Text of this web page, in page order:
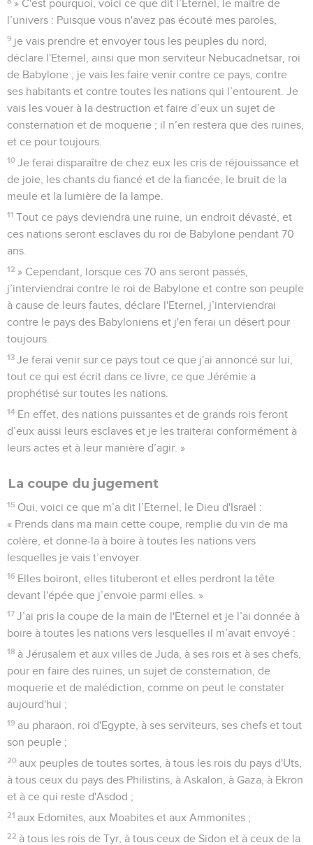
» C'est pourquoi, voici ce que dit l’Eternel, le maître de
l’univers : Puisque vous n'avez pas écouté mes paroles,
9 je vais prendre et envoyer tous les peuples du nord,
déclare l'Eternel, ainsi que mon serviteur Nebucadnetsar, roi
de Babylone ; je vais les faire venir contre ce pays, contre
ses habitants et contre toutes les nations qui l’entourent. Je
vais les vouer à la destruction et faire d’eux un sujet de
consternation et de moquerie ; il n’en restera que des ruines,
et ce pour toujours.
10 Je ferai disparaître de chez eux les cris de réjouissance et
de joie, les chants du fiancé et de la fiancée, le bruit de la
meule et la lumière de la lampe.
11 Tout ce pays deviendra une ruine, un endroit dévasté, et
ces nations seront esclaves du roi de Babylone pendant 70
ans.
12 » Cependant, lorsque ces 70 ans seront passés,
j’interviendrai contre le roi de Babylone et contre son peuple
à cause de leurs fautes, déclare l'Eternel, j’interviendrai
contre le pays des Babyloniens et j'en ferai un désert pour
toujours.
13 Je ferai venir sur ce pays tout ce que j'ai annoncé sur lui,
tout ce qui est écrit dans ce livre, ce que Jérémie a
prophétisé sur toutes les nations.
14 En effet, des nations puissantes et de grands rois feront
d’eux aussi leurs esclaves et je les traiterai conformément à
leurs actes et à leur manière d’agir. »
La coupe du jugement
15 Oui, voici ce que m’a dit l’Eternel, le Dieu d'Israël :
« Prends dans ma main cette coupe, remplie du vin de ma
colère, et donne-la à boire à toutes les nations vers
lesquelles je vais t’envoyer.
16 Elles boiront, elles tituberont et elles perdront la tête
devant l'épée que j’envoie parmi elles. »
17 J’ai pris la coupe de la main de l'Eternel et je l’ai donnée à
boire à toutes les nations vers lesquelles il m’avait envoyé :
18 à Jérusalem et aux villes de Juda, à ses rois et à ses chefs,
pour en faire des ruines, un sujet de consternation, de
moquerie et de malédiction, comme on peut le constater
aujourd'hui ;
19 au pharaon, roi d'Egypte, à ses serviteurs, ses chefs et tout
son peuple ;
20 aux peuples de toutes sortes, à tous les rois du pays d'Uts,
à tous ceux du pays des Philistins, à Askalon, à Gaza, à Ekron
et à ce qui reste d'Asdod ;
21 aux Edomites, aux Moabites et aux Ammonites ;
22 à tous les rois de Tyr, à tous ceux de Sidon et à ceux de la